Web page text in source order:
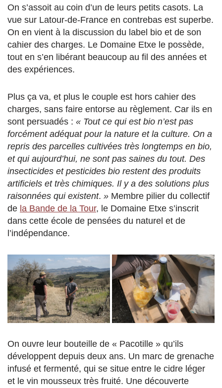
On s’assoit au coin d’un de leurs petits casots. La
vue sur Latour-de-France en contrebas est superbe.
On en vient à la discussion du label bio et de son
cahier des charges. Le Domaine Etxe le possède,
tout en s’en libérant beaucoup au fil des années et
des expériences.
Plus ça va, et plus le couple est hors cahier des
charges, sans faire entorse au règlement. Car ils en
sont persuadés : « Tout ce qui est bio n’est pas
forcément adéquat pour la nature et la culture. On a
repris des parcelles cultivées très longtemps en bio,
et qui aujourd’hui, ne sont pas saines du tout. Des
insecticides et pesticides bio restent des produits
artificiels et très chimiques. Il y a des solutions plus
raisonnées qui existent. » Membre pilier du collectif
de la Bande de la Tour, le Domaine Etxe s’inscrit
dans cette école de pensées du naturel et de
l’indépendance.
On ouvre leur bouteille de « Pacotille » qu’ils
développent depuis deux ans. Un marc de grenache
infusé et fermenté, qui se situe entre le cidre léger
et le vin mousseux très fruité. Une découverte